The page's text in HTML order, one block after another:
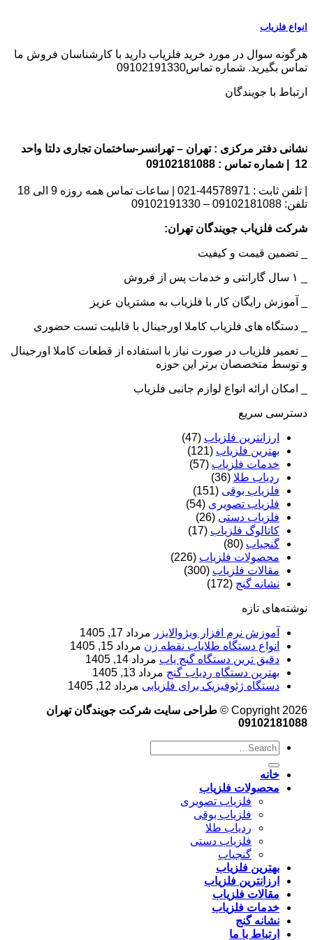
انواع فلزیاب
هرگونه سوال در مورد خرید فلزیاب دارید با کارشناسان فروش ما
تماس بگیرید. شماره تماس09102191330
ارتباط با جویندگان
نشانی دفتر مرکزی : تهران – تهرانسر-ساختمان تجاری دلتا واحد
12 | شماره تماس : 09102181088
| تلفن ثابت : 44578971-021 | ساعات تماس همه روزه 9 الی 18
تلفن: 09102181088 – 09102191330
شرکت فلزیاب جویندگان تهران:
_ تضمین قیمت و کیفیت
_ آموزش رایگان کار با فلزیاب به مشتریان عزیز
_ دستگاه های فلزیاب کاملا اورجینال با قابلیت تست حضوری
_ تعمیر فلزیاب در صورت نیاز با استفاده از قطعات کاملا اورجینال
و توسط متخصصان برتر این حوزه
_ امکان ارائه انواع لوازم جانبی فلزیاب
دسترسی سریع
ارزانترین فلزیاب (47)
بهترین فلزیاب (121)
خدمات فلزیاب (57)
ردیاب طلا (36)
فلزیاب بوقی (151)
فلزیاب تصویری (54)
فلزیاب دستی (26)
کاتالوگ فلزیاب (17)
گنجیاب (80)
محصولات فلزیاب (226)
مقالات فلزیاب (300)
نشانه گنج (172)
نوشته‌های تازه
آموزش نرم‌ افزار ویژوالایزر مرداد 17, 1405
انواع دستگاه طلایاب نقطه زن مرداد 15, 1405
دقیق ترین دستگاه گنج یاب مرداد 14, 1405
بهترین دستگاه ردیاب گنج مرداد 13, 1405
دستگاه ژئوفیزیک برای فلزیابی مرداد 12, 1405
Copyright 2026 ©
طراحی سایت شرکت جویندگان تهران
09102181088
خانه
محصولات فلزیاب
فلزیاب تصویری
فلزیاب بوقی
ردیاب طلا
فلزیاب دستی
گنجیاب
بهترین فلزیاب
ارزانترین فلزیاب
مقالات فلزیاب
خدمات فلزیاب
نشانه گنج
ارتباط با ما